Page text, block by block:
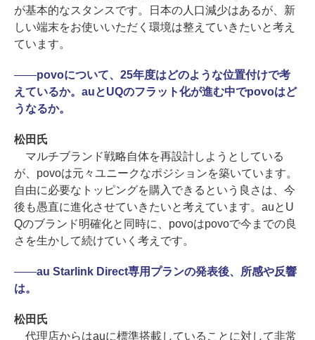
が基本的なスタンスです。日本の人口減少はあるが、新
しい端末をお使いいただく環境は整えていきたいと考え
ています。
――povoについて、25年度はどのような位置付けで考
えているか。auとUQのフラット化が進む中でpovoはど
うなるか。
松田氏
マルチブランド戦略自体を再設計しようとしている
が、povoは元々ユニークなポジションを築いています。
自由に必要なトッピングを購入できるという良さは、今
後も愚直に進化させていきたいと考えています。auとU
Qのブランド明確化と同時に、povoはpovoで今までの良
さを生かして続けていく考えです。
――au Starlink Direct専用プランの発表後、所感や反響
は。
松田氏
代理店からはauに標準搭載していることに対して非常